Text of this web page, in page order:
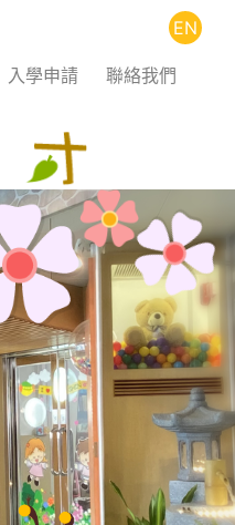
入學申請 聯絡我們
EN